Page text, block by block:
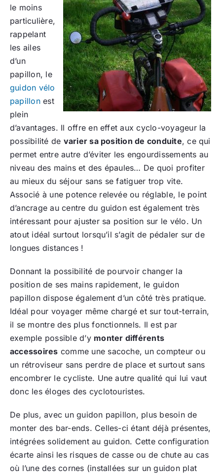
le moins
particulière,
rappelant
les ailes
d’un
papillon, le
guidon vélo
papillonest
plein
d’avantages. Il offre en effet aux cyclo-voyageur la
possibilité de varier sa position de conduite, ce qui
permet entre autre d’éviter les engourdissements au
niveau des mains et des épaules… De quoi profiter
au mieux du séjour sans se fatiguer trop vite.
Associé à une potence relevée ou réglable, le point
d’ancrage au centre du guidon est également très
intéressant pour ajuster sa position sur le vélo. Un
atout idéal surtout lorsqu’il s’agit de pédaler sur de
longues distances !
Donnant la possibilité de pourvoir changer la
position de ses mains rapidement, le guidon
papillon dispose également d’un côté très pratique.
Idéal pour voyager même chargé et sur tout-terrain,
il se montre des plus fonctionnels. Il est par
exemple possible d’y monter différents
accessoires comme une sacoche, un compteur ou
un rétroviseur sans perdre de place et surtout sans
encombrer le cycliste. Une autre qualité qui lui vaut
donc les éloges des cyclotouristes.
De plus, avec un guidon papillon, plus besoin de
monter des bar-ends. Celles-ci étant déjà présentes,
intégrées solidement au guidon. Cette configuration
écarte ainsi les risques de casse ou de chute au cas
où l’une des cornes (installées sur un guidon plat